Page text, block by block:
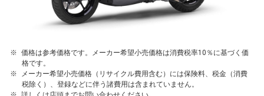
価格は参考価格です。メーカー希望小売価格は消費税率10％に基づく価
格です。
メーカー希望小売価格（リサイクル費用含む）には保険料、税金（消費
税除く）、登録などに伴う諸費用は含まれていません。